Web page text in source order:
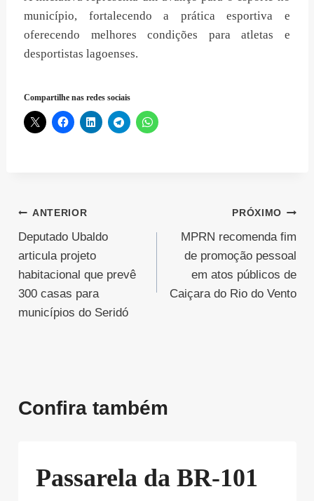
município, fortalecendo a prática esportiva e
oferecendo melhores condições para atletas e
desportistas lagoenses.
Compartilhe nas redes sociais
Navegação
de
Post
ANTERIOR
Deputado Ubaldo
articula projeto
habitacional que prevê
300 casas para
municípios do Seridó
PRÓXIMO
MPRN recomenda fim
de promoção pessoal
em atos públicos de
Caiçara do Rio do Vento
Confira também
Passarela da BR-101